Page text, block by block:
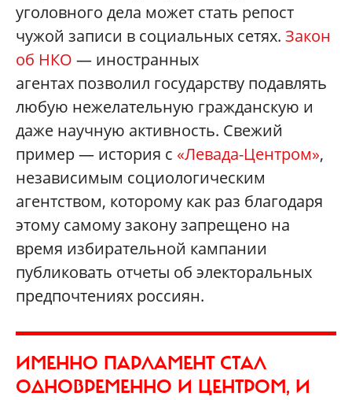
уголовного дела может стать репост
чужой записи в социальных сетях. Закон
об НКО — иностранных
агентах позволил государству подавлять
любую нежелательную гражданскую и
даже научную активность. Свежий
пример — история с «Левада-Центром»,
независимым социологическим
агентством, которому как раз благодаря
этому самому закону запрещено на
время избирательной кампании
публиковать отчеты об электоральных
предпочтениях россиян.
ИМЕННО ПАРЛАМЕНТ СТАЛ
ОДНОВРЕМЕННО И ЦЕНТРОМ, И